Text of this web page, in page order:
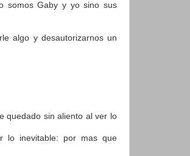
somos Gaby y yo sino sus
algo y desautorizarnos un
quedado sin aliento al ver lo
lo inevitable: por mas que